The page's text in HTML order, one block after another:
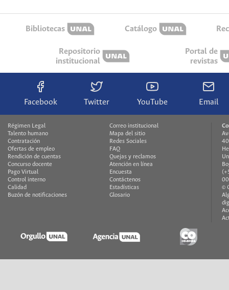
Bibliotecas Catálogo
Repositorio
institucional
Portal de
revistas
Facebook Twitter YouTube Email
Régimen Legal
Talento humano
Contratación
Ofertas de empleo
Rendición de cuentas
Concurso docente
Pago Virtual
Control interno
Calidad
Buzón de notificaciones
Correo institucional
Mapa del sitio
Redes Sociales
FAQ
Quejas y reclamos
Atención en línea
Encuesta
Contáctenos
Estadísticas
Glosario
©